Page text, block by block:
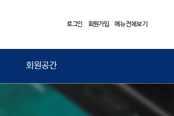
로그인 회원가입 메뉴전체보기
회원공간